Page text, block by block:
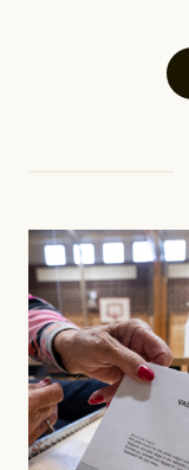
skriver för? Vad
oberoende”
utpekas som
handlar artikeln
splittring och oro
skapar betydligt
oberoende
eller dess